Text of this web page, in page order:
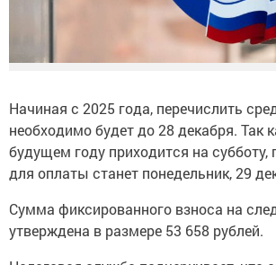
Начиная с 2025 года, перечислить
необходимо будет до 28 декабря. Так
будущем году приходится на
для оплаты станет понедельник, 29
Сумма фиксированного взноса на
утверждена в размере 53 658 рублей.